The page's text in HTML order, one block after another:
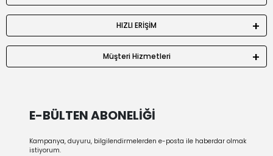
HIZLI ERİŞİM
Müşteri Hizmetleri
E-BÜLTEN ABONELİĞİ
Kampanya, duyuru, bilgilendirmelerden e-posta ile haberdar olmak
istiyorum.